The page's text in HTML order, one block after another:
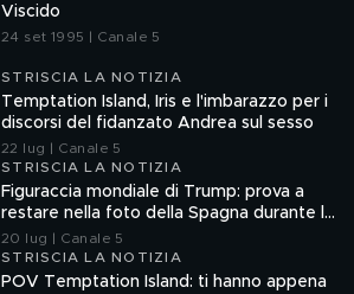
Viscido
24 set 1995 | Canale 5
STRISCIA LA NOTIZIA
Temptation Island, Iris e l'imbarazzo per i
discorsi del fidanzato Andrea sul sesso
22 lug | Canale 5
STRISCIA LA NOTIZIA
Figuraccia mondiale di Trump: prova a
restare nella foto della Spagna durante la
premiazione
20 lug | Canale 5
STRISCIA LA NOTIZIA
POV Temptation Island: ti hanno appena